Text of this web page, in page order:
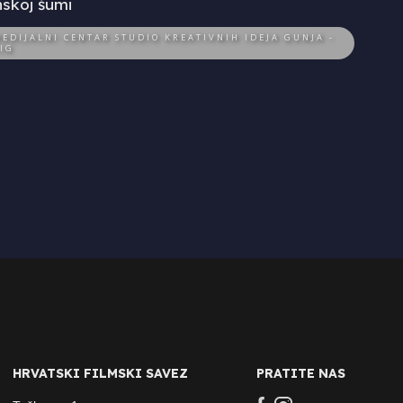
šumi
CENTAR STUDIO KREATIVNIH IDEJA GUNJA -
HRVATSKI FILMSKI SAVEZ PRATITE NAS